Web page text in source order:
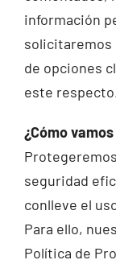
información
solicitaremos
de opciones
este
¿Cómo
seguridad
conlleve el
Para ello,
Política de